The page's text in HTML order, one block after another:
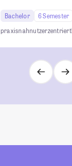
Bachelor
6 Semester
praxisnahnutzerzentriert